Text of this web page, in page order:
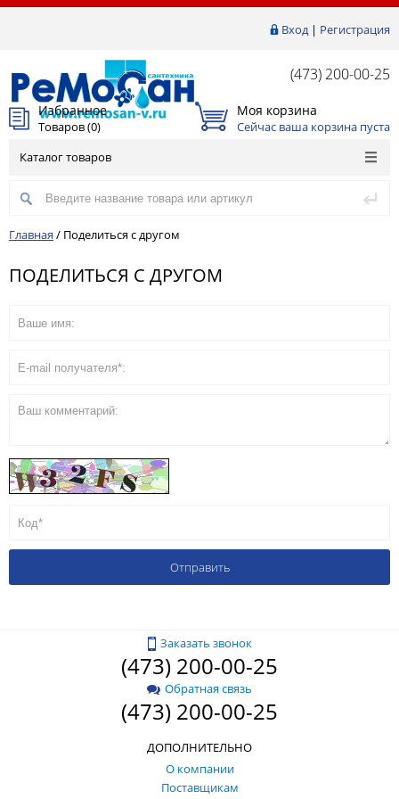
Вход| Регистрация
(473) 200-00-25
Избранное
Товаров (0)
Моя корзина
Сейчас ваша корзина пуста
Каталог товаров
Главная / Поделиться с другом
ПОДЕЛИТЬСЯ С ДРУГОМ
Заказать звонок
(473) 200-00-25
Обратная связь
(473) 200-00-25
ДОПОЛНИТЕЛЬНО
О компании
Поставщикам